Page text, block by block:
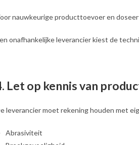
nauwkeurige producttoevoer en
onafhankelijke leverancier kiest de
Let op kennis van
leverancier moet rekening houden met
Abrasiviteit